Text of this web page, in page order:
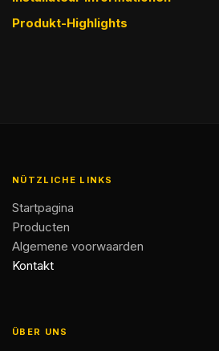
Produkt-Highlights
NÜTZLICHE LINKS
Startpagina
Producten
Algemene voorwaarden
Kontakt
ÜBER UNS